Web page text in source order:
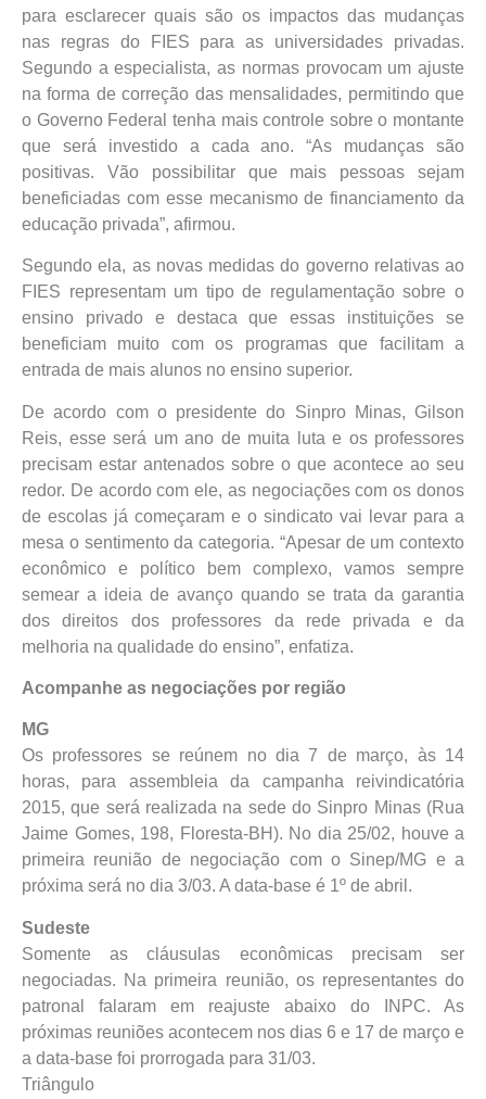
para esclarecer quais são os impactos das mudanças
nas regras do FIES para as universidades privadas.
Segundo a especialista, as normas provocam um ajuste
na forma de correção das mensalidades, permitindo que
o Governo Federal tenha mais controle sobre o montante
que será investido a cada ano. “As mudanças são
positivas. Vão possibilitar que mais pessoas sejam
beneficiadas com esse mecanismo de financiamento da
educação privada”, afirmou.
Segundo ela, as novas medidas do governo relativas ao
FIES representam um tipo de regulamentação sobre o
ensino privado e destaca que essas instituições se
beneficiam muito com os programas que facilitam a
entrada de mais alunos no ensino superior.
De acordo com o presidente do Sinpro Minas, Gilson
Reis, esse será um ano de muita luta e os professores
precisam estar antenados sobre o que acontece ao seu
redor. De acordo com ele, as negociações com os donos
de escolas já começaram e o sindicato vai levar para a
mesa o sentimento da categoria. “Apesar de um contexto
econômico e político bem complexo, vamos sempre
semear a ideia de avanço quando se trata da garantia
dos direitos dos professores da rede privada e da
melhoria na qualidade do ensino”, enfatiza.
Acompanhe as negociações por região
MG
Os professores se reúnem no dia 7 de março, às 14
horas, para assembleia da campanha reivindicatória
2015, que será realizada na sede do Sinpro Minas (Rua
Jaime Gomes, 198, Floresta-BH). No dia 25/02, houve a
primeira reunião de negociação com o Sinep/MG e a
próxima será no dia 3/03. A data-base é 1º de abril.
Sudeste
Somente as cláusulas econômicas precisam ser
negociadas. Na primeira reunião, os representantes do
patronal falaram em reajuste abaixo do INPC. As
próximas reuniões acontecem nos dias 6 e 17 de março e
a data-base foi prorrogada para 31/03.
Triângulo